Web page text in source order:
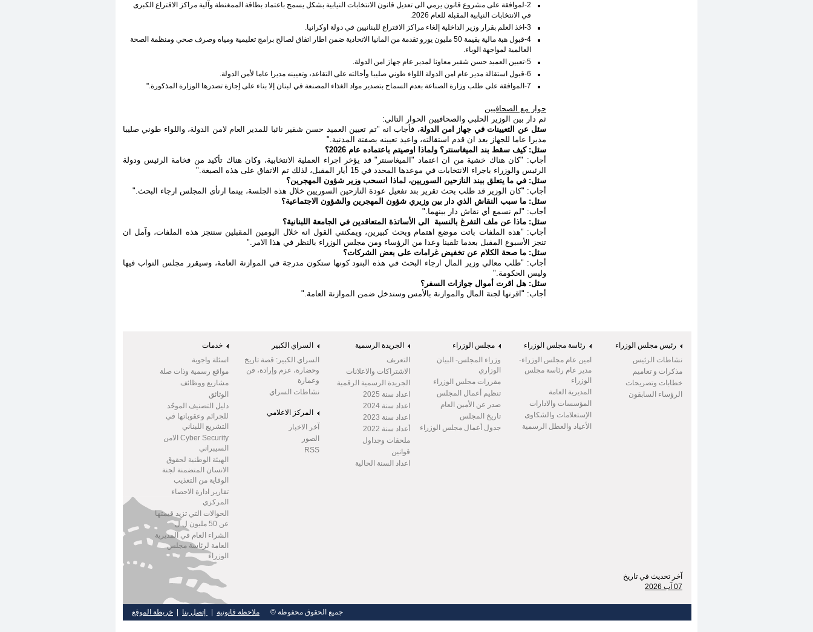
2- لموافقة على مشروع قانون يرمي الى تعديل قانون الانتخابات النيابية بشكل يسمح باعتماد بطاقة الممغنطة وآلية مراكز الاقتراع الكبرى
في الانتخابات النيابية المقبلة للعام 2026
.
3- اخذ العلم بقرار وزير الداخلية إلغاء مراكز الاقتراع للبنانيين في دولة اوكرانيا.
4-
قبول هبة مالية بقيمة 50 مليون يورو تقدمة من المانيا الاتحادية ضمن اطار اتفاق لصالح برامج تعليمية ومياه وصرف صحي ومنظمة الصحة
العالمية لمواجهة الوباء.
5- تعيين العميد حسن شقير معاونا لمدير عام جهاز امن الدولة.
6- قبول استقالة مدير عام امن الدولة اللواء طوني صليبا وأحالته على التقاعد، وتعيينه مديرا عاما لأمن الدولة.
7- الموافقة على طلب وزارة الصناعة بعدم السماح بتصدير مواد الغذاء المصنعة في لبنان إلا بناء على إجازة تصدرها الوزارة المذكورة".
حوار مع الصحافيين
ثم دار بين الوزير الحلبي والصحافيين الحوار التالي:
سئل عن التعيينات في جهاز امن الدولة، فأجاب انه "تم تعيين العميد حسن شقير نائبا للمدير العام لامن الدولة، واللواء طوني صليبا
مديرا عاما للجهاز بعد ان قدم استقالته، واعيد تعيينه بصفتة المدنية".
سئل: كيف سقط بند الميغاسنتر؟ ولماذا اوصيتم باعتماده عام 2026؟
أجاب: "كان هناك خشية من ان اعتماد "الميغاسنتر" قد يؤخر اجراء العملية الانتخابية، وكان هناك تأكيد من فخامة الرئيس ودولة
الرئيس والوزراء باجراء الانتخابات في موعدها المحدد في 15 أيار المقبل، لذلك تم الاتفاق على هذه الصيغة
".
سئل: في ما يتعلق ببند النازحين السوريين، لماذا انسحب وزير شؤون المهجرين؟
أجاب: "كان الوزير قد طلب بحث تقرير بند تفعيل عودة النازحين السوريين خلال هذه الجلسة، بينما ارتأى المجلس ارجاء البحث."
سئل: ما سبب النقاش الذي دار بين وزيري شؤون المهجرين والشؤون الاجتماعية؟
أجاب: "لم نسمع أي نقاش دار بينهما".
سئل: ماذا عن ملف التفرغ بالنسبة الى الأساتذة المتعاقدين في الجامعة اللبنانية؟
أجاب: "هذه الملفات باتت موضع اهتمام وبحث كبيرين، ويمكنني القول انه خلال اليومين المقبلين سننجز هذه الملفات، وآمل ان
تنجز الأسبوع المقبل بعدما تلقينا وعدا من الرؤساء ومن مجلس الوزراء بالنظر في هذا الامر ".
سئل: ما صحة الكلام عن تخفيض غرامات على بعض الشركات؟
أجاب: "طلب معالي وزير المال ارجاء البحث في هذه البنود كونها ستكون مدرجة في الموازنة العامة، وسيقرر مجلس النواب فيها
وليس الحكومة".
سئل: هل اقرت أموال جوازات السفر؟
أجاب: "اقرتها لجنة المال والموازنة بالأمس وستدخل ضمن الموازنة العامة".
رئيس مجلس الوزراء
نشاطات الرئيس
مذكرات و تعاميم
خطابات وتصريحات
الرؤساء السابقون
رئاسة مجلس الوزراء
امين عام مجلس الوزراء-
مدير عام رئاسة مجلس
الوزراء
المديرية العامة
المؤسسات والادارات
الإستعلامات والشكاوى
الأعياد والعطل الرسمية
مجلس الوزراء
وزراء المجلس- البيان
الوزاري
مقررات مجلس الوزراء
تنظيم أعمال المجلس
صدر عن الأمين العام
تاريخ المجلس
جدول أعمال مجلس الوزراء
الجريدة الرسمية
التعريف
الاشتراكات والاعلانات
الجريدة الرسمية الرقمية
اعداد سنة 2025
اعداد سنة 2024
اعداد سنة 2023
أعداد سنة 2022
ملحقات وجداول
قوانين
اعداد السنة الحالية
السراي الكبير
السراي الكبير: قصة تاريخ
وحضارة، عزم وإرادة، فن
وعمارة
نشاطات السراي
المركز الاعلامي
آخر الاخبار
الصور
RSS
خدمات
اسئلة واجوبة
مواقع رسمية وذات صلة
مشاريع ووظائف
الوثائق
دليل التصنيف الموحّد
للجرائم وعقوباتها في
التشريع اللبناني
Cyber Security الامن
السيبراني
الهيئة الوطنية لحقوق
الانسان المتضمنة لجنة
الوقاية من التعذيب
تقارير ادارة الاحصاء
المركزي
الحوالات التي تزيد قيمتها
عن 50 مليون ل ل
الشراء العام في المديرية
العامة لرئاسة مجلس
الوزراء
آخر تحديث في تاريخ
07 آب 2026
جميع الحقوق محفوظة © ملاحظة قانونية إتصل بنا خريطة الموقع